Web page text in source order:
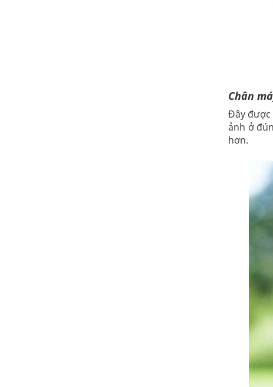
Chân
Đây được
ảnh ở
hơn.